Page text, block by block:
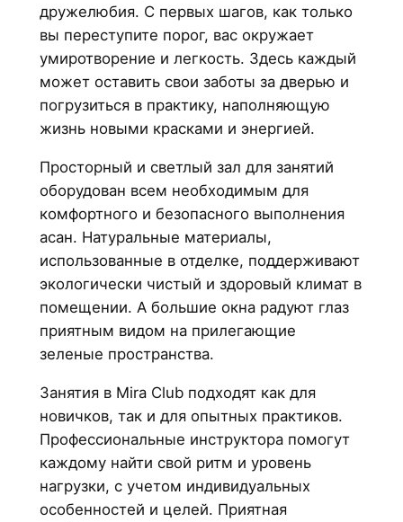
дружелюбия. С первых шагов, как только
вы переступите порог, вас окружает
умиротворение и легкость. Здесь каждый
может оставить свои заботы за дверью и
погрузиться в практику, наполняющую
жизнь новыми красками и энергией.
Просторный и светлый зал для занятий
оборудован всем необходимым для
комфортного и безопасного выполнения
асан. Натуральные материалы,
использованные в отделке, поддерживают
экологически чистый и здоровый климат в
помещении. А большие окна радуют глаз
приятным видом на прилегающие
зеленые пространства.
Занятия в Mira Club подходят как для
новичков, так и для опытных практиков.
Профессиональные инструктора помогут
каждому найти свой ритм и уровень
нагрузки, с учетом индивидуальных
особенностей и целей. Приятная